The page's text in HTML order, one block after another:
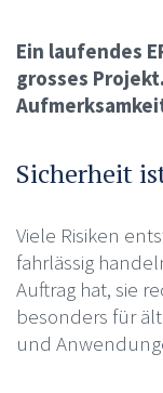
Ein laufendes
grosses
Sicherheit
Viele Risiken
fahrlässig
Auftrag hat, sie
besonders für
und